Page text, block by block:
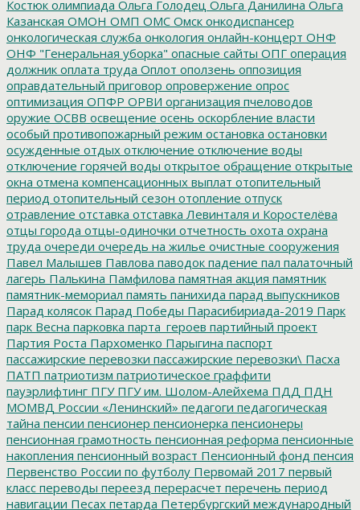
Костюк олимпиада Ольга Голодец Ольга Данилина Ольга
Казанская ОМОН ОМП ОМС Омск онкодиспансер
онкологическая служба онкология онлайн-концерт ОНФ
ОНФ "Генеральная уборка" опасные сайты ОПГ операция
должник оплата труда Оплот оползень оппозиция
оправдательный приговор опровержение опрос
оптимизация ОПФР ОРВИ организация пчеловодов
оружие ОСВВ освещение осень оскорбление власти
особый противопожарный режим остановка остановки
осужденные отдых отключение отключение воды
отключение горячей воды открытое обращение открытые
окна отмена компенсационных выплат отопительный
период отопительный сезон отопление отпуск
отравление отставка отставка Левинталя и Коростелёва
отцы города отцы-одиночки отчетность охота охрана
труда очереди очередь на жилье очистные сооружения
Павел Малышев Павлова паводок падение пал палаточный
лагерь Палькина Памфилова памятная акция памятник
памятник-мемориал память панихида парад выпускников
Парад колясок Парад Победы Парасибириада-2019 Парк
парк Весна парковка парта_героев партийный проект
Партия Роста Пархоменко Парыгина паспорт
пассажирские перевозки пассажирские перевозки\ Пасха
ПАТП патриотизм патриотическое граффити
пауэрлифтинг ПГУПГУ им. Шолом-Алейхема ПДД ПДН
МОМВД России «Ленинский» педагоги педагогическая
тайна пенсии пенсионер пенсионерка пенсионеры
пенсионная грамотность пенсионная реформа пенсионные
накопления пенсионный возраст Пенсионный фонд пенсия
Первенство России по футболу Первомай 2017 первый
класс переводы переезд перерасчет перечень период
навигации Песах петарда Петербургский международный